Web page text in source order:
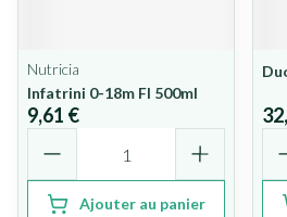
Nutricia
Infatrini 0-18m Fl 500ml
9,61 €
Ajouter au panier